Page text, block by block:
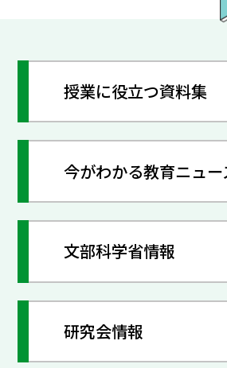
授業に役立つ資料集
今がわかる教育ニュー
文部科学省情報
研究会情報